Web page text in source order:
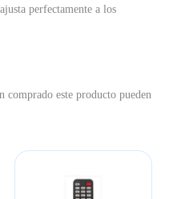
perfectamente a los
comprado este producto pueden